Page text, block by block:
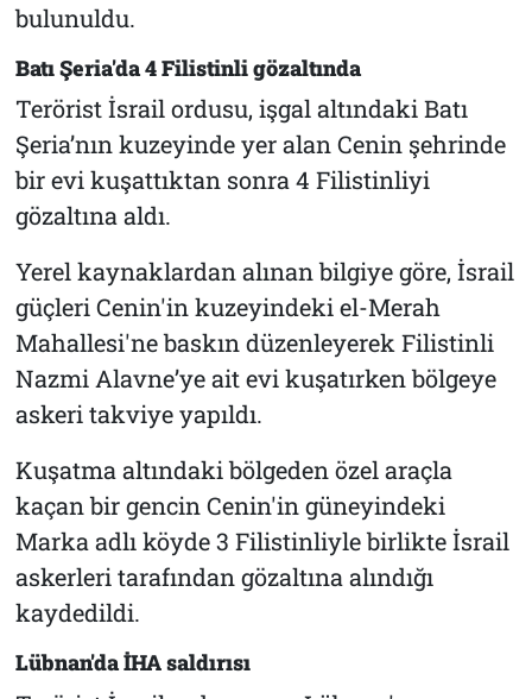
bulunuldu.
Batı Şeria'da 4 Filistinli gözaltında
Terörist İsrail ordusu, işgal altındaki Batı
Şeria’nın kuzeyinde yer alan Cenin şehrinde
bir evi kuşattıktan sonra 4 Filistinliyi
gözaltına aldı.
Yerel kaynaklardan alınan bilgiye göre, İsrail
güçleri Cenin'in kuzeyindeki el-Merah
Mahallesi'ne baskın düzenleyerek Filistinli
Nazmi Alavne’ye ait evi kuşatırken bölgeye
askeri takviye yapıldı.
Kuşatma altındaki bölgeden özel araçla
kaçan bir gencin Cenin'in güneyindeki
Marka adlı köyde 3 Filistinliyle birlikte İsrail
askerleri tarafından gözaltına alındığı
kaydedildi.
Lübnan'da İHA saldırısı